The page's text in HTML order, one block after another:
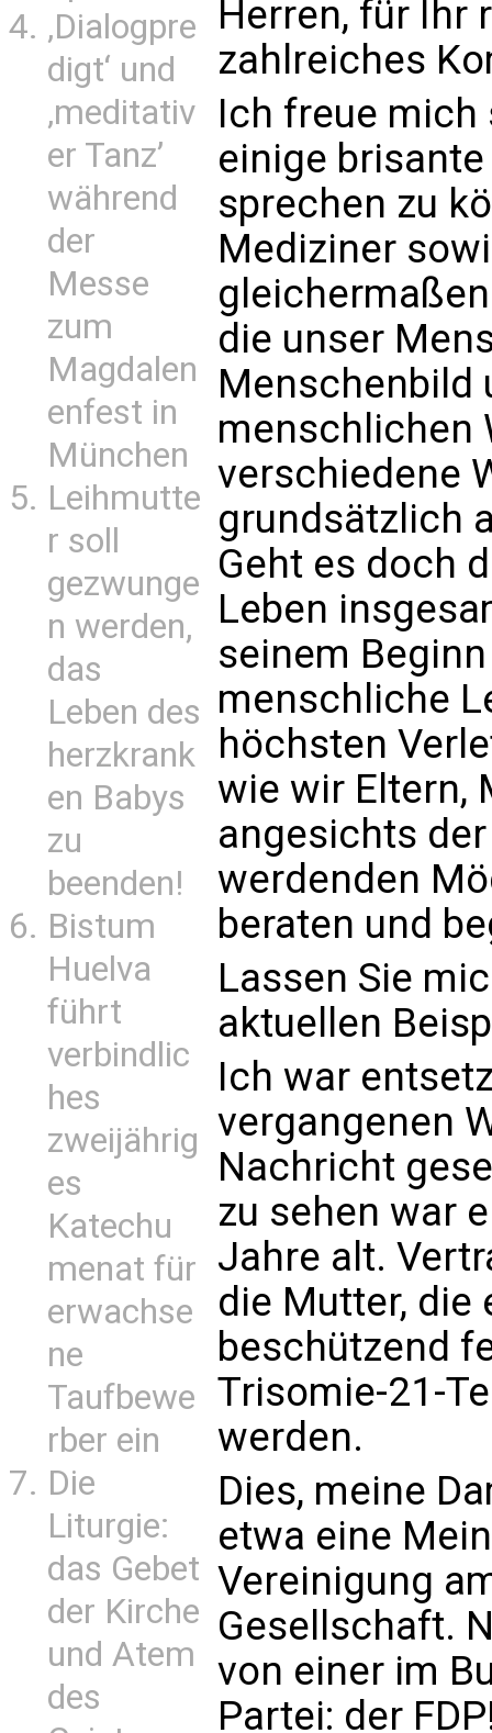
‚Dialogpre
digt‘ und
‚meditativ
er Tanz’
während
der
Messe
zum
Magdalen
enfest in
München
Leihmutte
r soll
gezwunge
n werden,
das
Leben des
herzkrank
en Babys
zu
beenden!
Bistum
Huelva
führt
verbindlic
hes
zweijährig
es
Katechu
menat für
erwachse
ne
Taufbewe
rber ein
Die
Liturgie:
das Gebet
der Kirche
und Atem
des
Herren, für Ihr
zahlreiches
Ich freue mich
einige
sprechen zu
Mediziner
die unser
Menschenbild
menschlichen
verschiedene
grundsätzlich
Geht es doch
Leben
seinem
menschliche
höchsten
wie wir Eltern,
angesichts
werdenden
beraten und
Lassen Sie
aktuellen
Ich war
vergangenen
Nachricht
zu sehen war
Jahre alt.
die Mutter, die
beschützend
Trisomie-21-
werden.
Dies, meine
etwa eine
Vereinigung
Gesellschaft.
von einer im
Partei: der